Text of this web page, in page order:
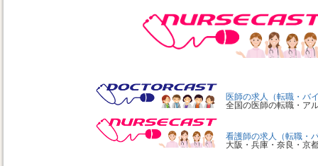
医師の求人（転職・バ
全国の医師の転職・ア
看護師の求人（転職・
大阪・兵庫・奈良・京